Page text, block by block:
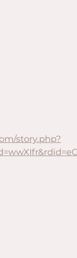
story.php?